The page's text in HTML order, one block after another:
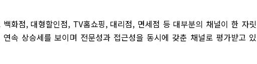
화점, 대형할인점, TV홈쇼핑, 대리점, 면세점 등 대부분의 채널이 한 자릿
속 상승세를 보이며 전문성과 접근성을 동시에 갖춘 채널로 평가받고 있